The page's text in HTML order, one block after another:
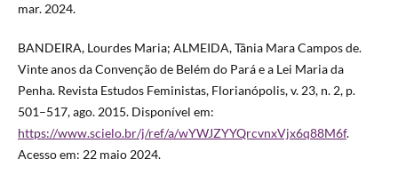
mar. 2024.
BANDEIRA, Lourdes Maria; ALMEIDA, Tânia Mara Campos de.
Vinte anos da Convenção de Belém do Pará e a Lei Maria da
Penha. Revista Estudos Feministas, Florianópolis, v. 23, n. 2, p.
501–517, ago. 2015. Disponível em:
https://www.scielo.br/j/ref/a/wYWJZYYQrcvnxVjx6q88M6f.
Acesso em: 22 maio 2024.